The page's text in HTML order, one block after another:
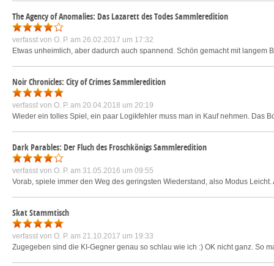
The Agency of Anomalies: Das Lazarett des Todes Sammleredition
verfasst von O. P. am 26.02.2017 um 17:32
Etwas unheimlich, aber dadurch auch spannend. Schön gemacht mit
Noir Chronicles: City of Crimes Sammleredition
verfasst von O. P. am 20.04.2018 um 20:19
Wieder ein tolles Spiel, ein paar Logikfehler muss man in Kauf nehmen. Das
Dark Parables: Der Fluch des Froschkönigs Sammleredition
verfasst von O. P. am 31.05.2016 um 09:55
Vorab, spiele immer den Weg des geringsten Wiederstand, also Modus
Skat Stammtisch
verfasst von O. P. am 21.10.2017 um 19:33
Zugegeben sind die KI-Gegner genau so schlau wie ich :) OK nicht ganz. So